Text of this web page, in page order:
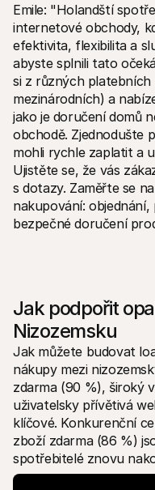
Emile: "Holandští
internetové obchody,
efektivita, flexibilita a
abyste splnili tato
si z různých
mezinárodních) a
jako je doručení domů
obchodě. Zjednodušte
mohli rychle zaplatit a
Ujistěte se, že vás
s dotazy. Zaměřte se
nakupování:
bezpečné doručení
Jak podpořit
Nizozemsku
Jak můžete budovat
nákupy mezi
zdarma (90 %), široký
uživatelsky přívětivá
klíčové. Konkurenční
zboží zdarma (86 %)
spotřebitelé znovu